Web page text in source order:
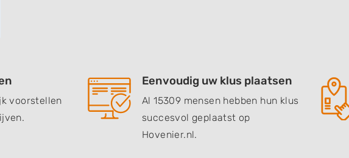
voorstellen
Eenvoudig uw klus plaatsen
Al 15309 mensen hebben hun klus
succesvol geplaatst op
Hovenier.nl.